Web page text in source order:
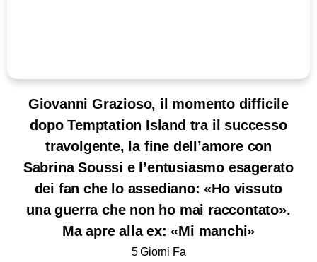
Giovanni Grazioso, il momento difficile
dopo Temptation Island tra il successo
travolgente, la fine dell’amore con
Sabrina Soussi e l’entusiasmo esagerato
dei fan che lo assediano: «Ho vissuto
una guerra che non ho mai raccontato».
Ma apre alla ex: «Mi manchi»
5 Giorni Fa